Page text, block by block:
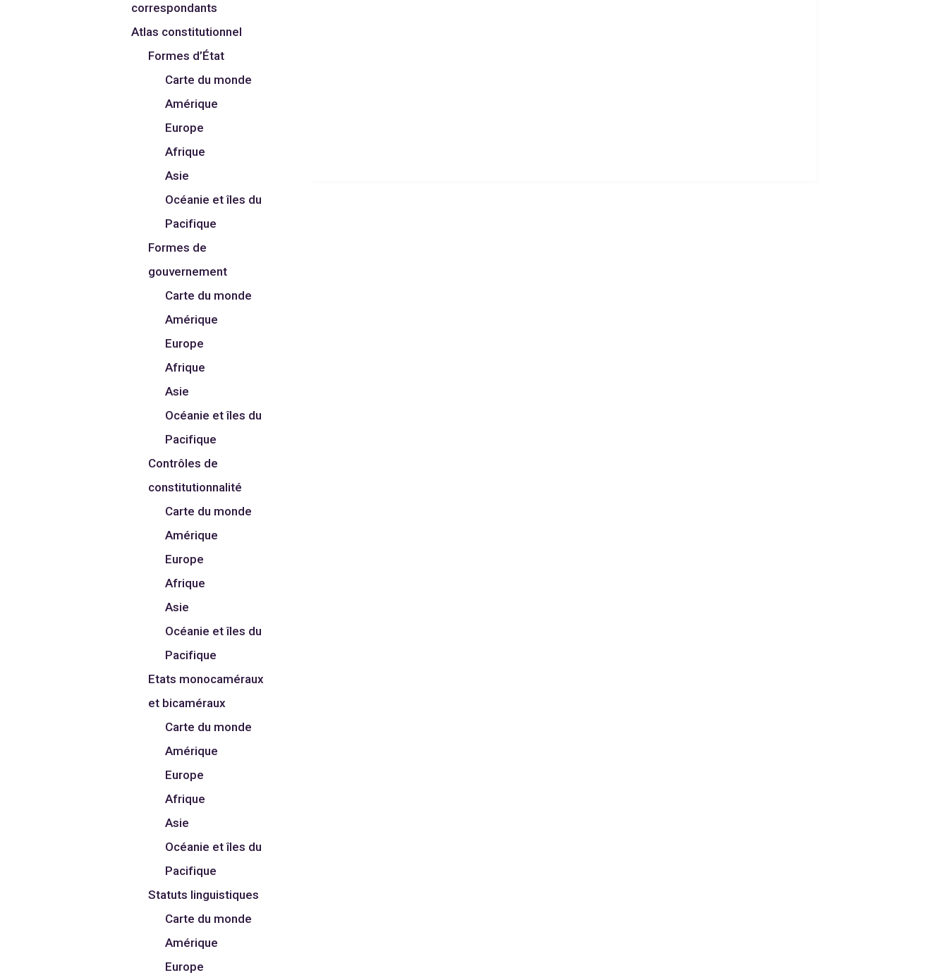
correspondants
Atlas constitutionnel
Formes d’État
Carte du monde
Amérique
Europe
Afrique
Asie
Océanie et îles du
Pacifique
Formes de
gouvernement
Carte du monde
Amérique
Europe
Afrique
Asie
Océanie et îles du
Pacifique
Contrôles de
constitutionnalité
Carte du monde
Amérique
Europe
Afrique
Asie
Océanie et îles du
Pacifique
Etats monocaméraux
et bicaméraux
Carte du monde
Amérique
Europe
Afrique
Asie
Océanie et îles du
Pacifique
Statuts linguistiques
Carte du monde
Amérique
Europe